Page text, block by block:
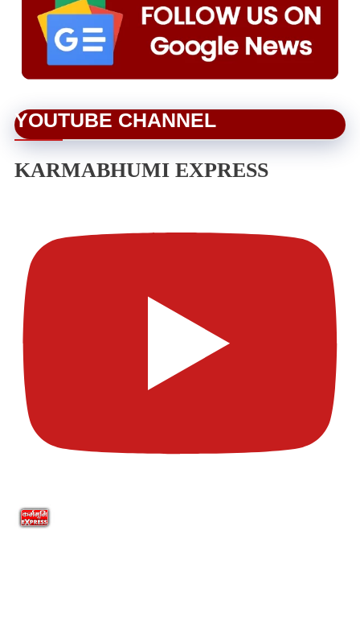
YOUTUBE CHANNEL
KARMABHUMI EXPRESS